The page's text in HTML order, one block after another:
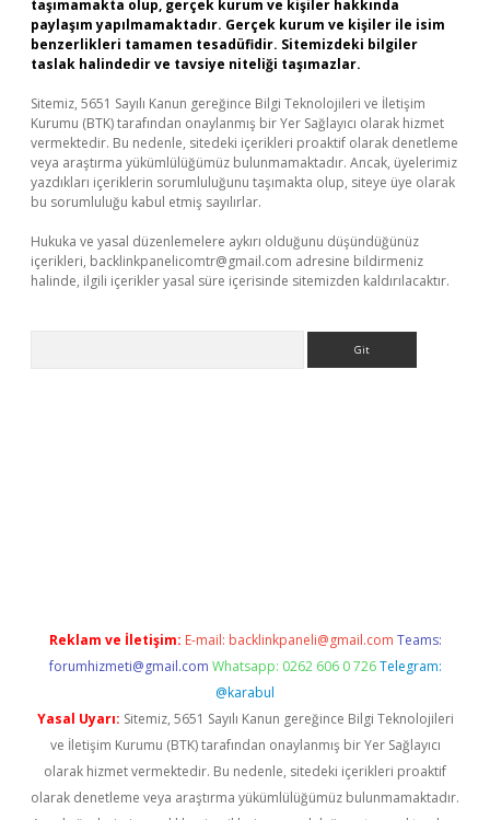
taşımamakta olup, gerçek kurum ve kişiler hakkında
paylaşım yapılmamaktadır. Gerçek kurum ve kişiler ile isim
benzerlikleri tamamen tesadüfidir. Sitemizdeki bilgiler
taslak halindedir ve tavsiye niteliği taşımazlar.
Sitemiz, 5651 Sayılı Kanun gereğince Bilgi Teknolojileri ve İletişim
Kurumu (BTK) tarafından onaylanmış bir Yer Sağlayıcı olarak hizmet
vermektedir. Bu nedenle, sitedeki içerikleri proaktif olarak denetleme
veya araştırma yükümlülüğümüz bulunmamaktadır. Ancak, üyelerimiz
yazdıkları içeriklerin sorumluluğunu taşımakta olup, siteye üye olarak
bu sorumluluğu kabul etmiş sayılırlar.
Hukuka ve yasal düzenlemelere aykırı olduğunu düşündüğünüz
içerikleri, backlinkpanelicomtr@gmail.com adresine bildirmeniz
halinde, ilgili içerikler yasal süre içerisinde sitemizden kaldırılacaktır.
Reklam ve İletişim: E-mail: backlinkpaneli@gmail.com Teams:
forumhizmeti@gmail.com Whatsapp: 0262 606 0 726 Telegram:
@karabul
Yasal Uyarı: Sitemiz, 5651 Sayılı Kanun gereğince Bilgi Teknolojileri
ve İletişim Kurumu (BTK) tarafından onaylanmış bir Yer Sağlayıcı
olarak hizmet vermektedir. Bu nedenle, sitedeki içerikleri proaktif
olarak denetleme veya araştırma yükümlülüğümüz bulunmamaktadır.